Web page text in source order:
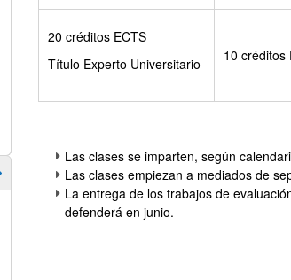
Mostrar/ocultar subpáginas
20 créditos ECTS
Título Experto Universitario
10 créditos
Las clases se imparten, según
Las clases empiezan a mediados de
La entrega de los trabajos de
defenderá en junio.